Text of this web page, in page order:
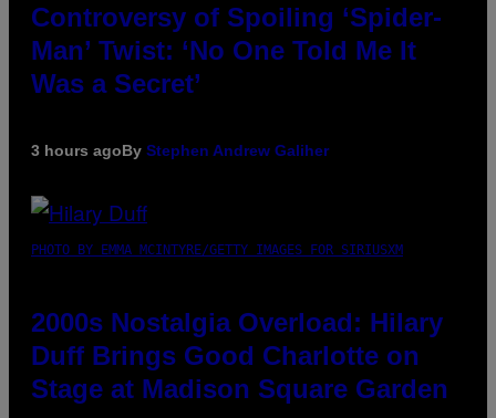
Controversy of Spoiling ‘Spider-
Man’ Twist: ‘No One Told Me It
Was a Secret’
3 hours agoBy Stephen Andrew Galiher
PHOTO BY EMMA MCINTYRE/GETTY IMAGES FOR SIRIUSXM
2000s Nostalgia Overload: Hilary
Duff Brings Good Charlotte on
Stage at Madison Square Garden